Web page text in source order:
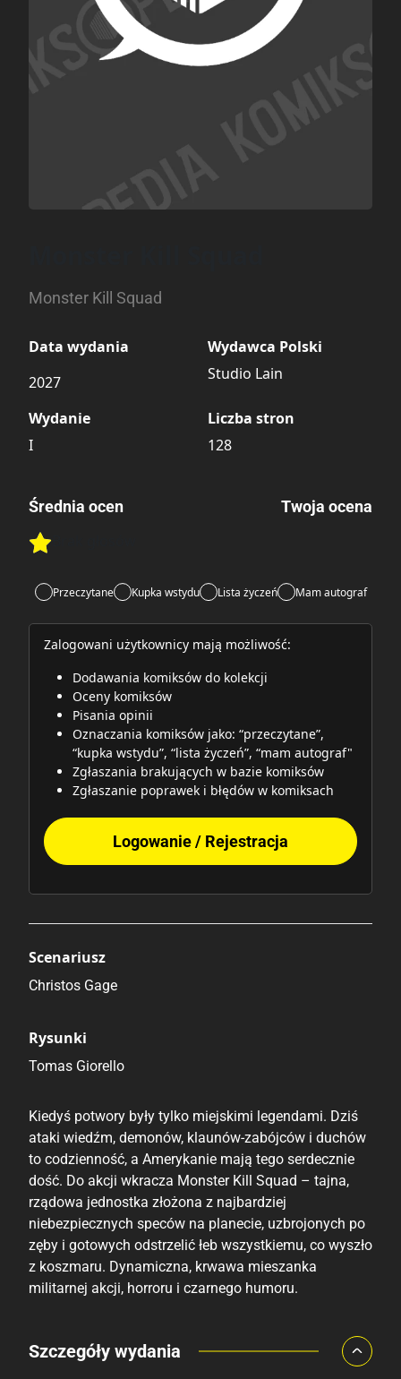
Monster Kill Squad
Data wydania
2027
Wydawca Polski
Studio Lain
Wydanie
I
Liczba stron
128
Średnia ocen
Rate this item:
Twoja ocena
Przeczytane Kupka wstydu Lista życzeń Mam autograf
Zalogowani użytkownicy mają możliwość:
Dodawania komiksów do kolekcji
Oceny komiksów
Pisania opinii
Oznaczania komiksów jako: “przeczytane”,
“kupka wstydu”, “lista życzeń”, “mam autograf"
Zgłaszania brakujących w bazie komiksów
Zgłaszanie poprawek i błędów w komiksach
Logowanie / Rejestracja
Scenariusz
Christos Gage
Rysunki
Tomas Giorello
Kiedyś potwory były tylko miejskimi legendami. Dziś
ataki wiedźm, demonów, klaunów-zabójców i duchów
to codzienność, a Amerykanie mają tego serdecznie
dość. Do akcji wkracza Monster Kill Squad – tajna,
rządowa jednostka złożona z najbardziej
niebezpiecznych speców na planecie, uzbrojonych po
zęby i gotowych odstrzelić łeb wszystkiemu, co wyszło
z koszmaru. Dynamiczna, krwawa mieszanka
militarnej akcji, horroru i czarnego humoru.
Porównaj ceny
Szczegóły wydania